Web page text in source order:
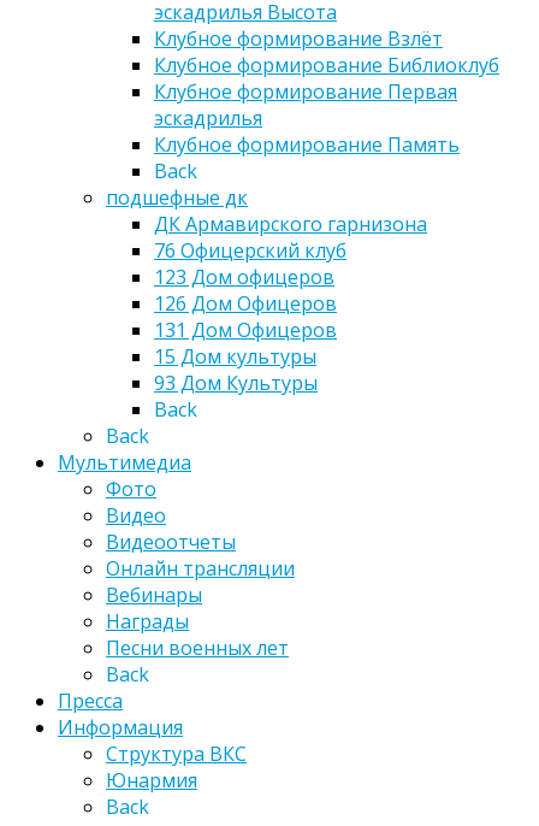
эскадрилья Высота
Клубное формирование Взлёт
Клубное формирование Библиоклуб
Клубное формирование Первая
эскадрилья
Клубное формирование Память
Back
подшефные дк
ДК Армавирского гарнизона
76 Офицерский клуб
123 Дом офицеров
126 Дом Офицеров
131 Дом Офицеров
15 Дом культуры
93 Дом Культуры
Back
Back
Мультимедиа
Фото
Видео
Видеоотчеты
Онлайн трансляции
Вебинары
Награды
Песни военных лет
Back
Пресса
Информация
Структура ВКС
Юнармия
Back